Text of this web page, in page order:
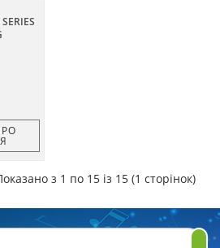
з 1 по 15 із 15 (1 сторінок)